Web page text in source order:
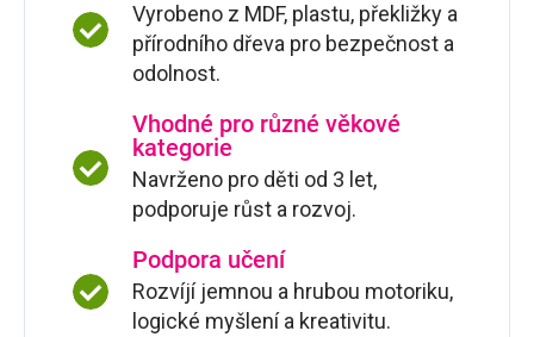
Vyrobeno z MDF, plastu, překližky a
přírodního dřeva pro bezpečnost a
odolnost.
Vhodné pro různé věkové
kategorie
Navrženo pro děti od 3 let,
podporuje růst a rozvoj.
Podpora učení
Rozvíjí jemnou a hrubou motoriku,
logické myšlení a kreativitu.